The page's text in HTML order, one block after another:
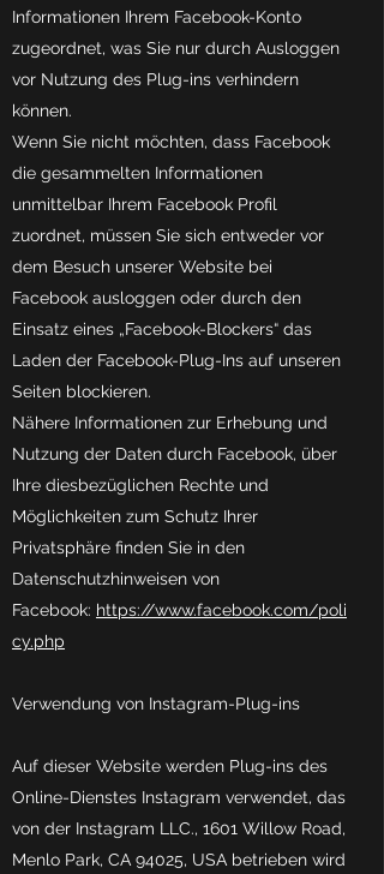
Informationen Ihrem Facebook-Konto
zugeordnet, was Sie nur durch Ausloggen
vor Nutzung des Plug-ins verhindern
können.
Wenn Sie nicht möchten, dass Facebook
die gesammelten Informationen
unmittelbar Ihrem Facebook Profil
zuordnet, müssen Sie sich entweder vor
dem Besuch unserer Website bei
Facebook ausloggen oder durch den
Einsatz eines „Facebook-Blockers“ das
Laden der Facebook-Plug-Ins auf unseren
Seiten blockieren.
Nähere Informationen zur Erhebung und
Nutzung der Daten durch Facebook, über
Ihre diesbezüglichen Rechte und
Möglichkeiten zum Schutz Ihrer
Privatsphäre finden Sie in den
Datenschutzhinweisen von
Facebook: https://www.facebook.com/poli
cy.php
Verwendung von Instagram-Plug-ins
Auf dieser Website werden Plug-ins des
Online-Dienstes Instagram verwendet, das
von der Instagram LLC., 1601 Willow Road,
Menlo Park, CA 94025, USA betrieben wird